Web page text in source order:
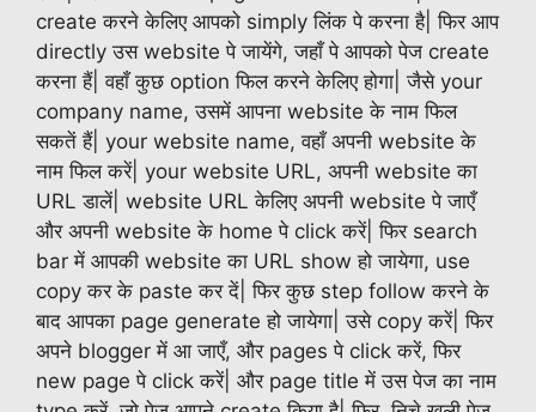
create करने केलिए आपको simply लिंक पे करना है| फिर आप
directly उस website पे जायेंगे, जहाँ पे आपको पेज create
करना हैं| वहाँ कुछ option फिल करने केलिए होगा| जैसे your
company name, उसमें आपना website के नाम फिल
सकतें हैं| your website name, वहाँ अपनी website के
नाम फिल करें| your website URL, अपनी website का
URL डालें| website URL केलिए अपनी website पे जाएँ
और अपनी website के home पे click करें| फिर search
bar में आपकी website का URL show हो जायेगा, use
copy कर के paste कर दें| फिर कुछ step follow करने के
बाद आपका page generate हो जायेगा| उसे copy करें| फिर
अपने blogger में आ जाएँ, और pages पे click करें, फिर
new page पे click करें| और page title में उस पेज का नाम